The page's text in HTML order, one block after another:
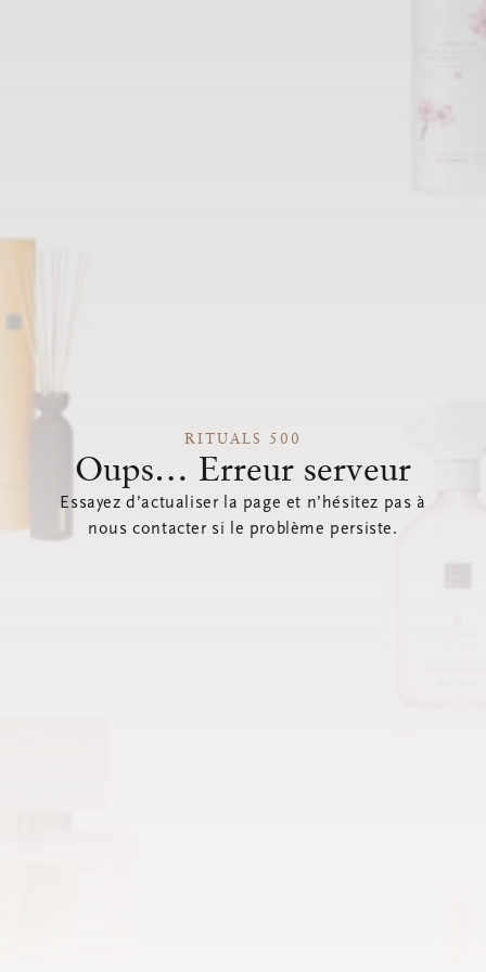
RITUALS 500
Oups… Erreur serveur
Essayez d’actualiser la page et n’hésitez pas à
nous contacter si le problème persiste.